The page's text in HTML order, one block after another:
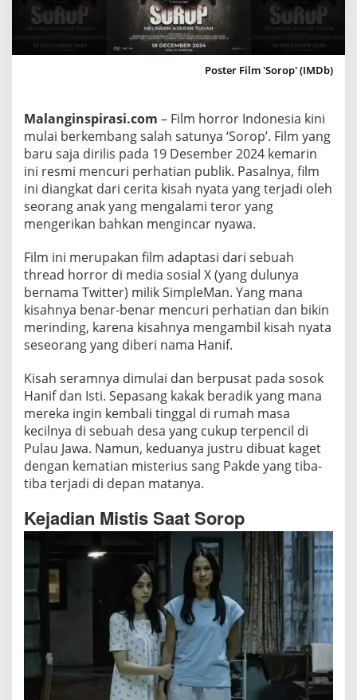
r
o
n
e
s
i
a
‘
r
o
p
R
i
t
u
a
l
P
a
a
T
e
r
k
u
t
u
Poster Film 'Sorop' (IMDb)
Malanginspirasi.com – Film horror Indonesia kini
mulai berkembang salah satunya ‘Sorop’. Film yang
baru saja dirilis pada 19 Desember 2024 kemarin
ini resmi mencuri perhatian publik. Pasalnya, film
ini diangkat dari cerita kisah nyata yang terjadi oleh
seorang anak yang mengalami teror yang
mengerikan bahkan mengincar nyawa.
Film ini merupakan film adaptasi dari sebuah
thread horror di media sosial X (yang dulunya
bernama Twitter) milik SimpleMan. Yang mana
kisahnya benar-benar mencuri perhatian dan bikin
merinding, karena kisahnya mengambil kisah nyata
seseorang yang diberi nama Hanif.
Kisah seramnya dimulai dan berpusat pada sosok
Hanif dan Isti. Sepasang kakak beradik yang mana
mereka ingin kembali tinggal di rumah masa
kecilnya di sebuah desa yang cukup terpencil di
Pulau Jawa. Namun, keduanya justru dibuat kaget
dengan kematian misterius sang Pakde yang tiba-
tiba terjadi di depan matanya.
Kejadian Mistis Saat Sorop